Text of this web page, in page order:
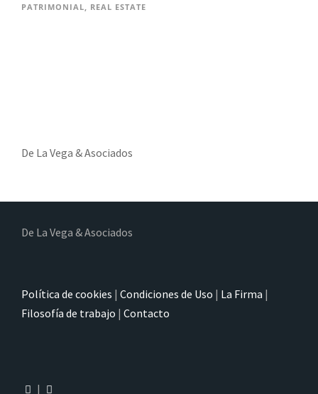
PATRIMONIAL
REAL ESTATE
De La Vega & Asociados
De La Vega & Asociados
Política de cookies | Condiciones de Uso | La Firma |
Filosofía de trabajo | Contacto
|